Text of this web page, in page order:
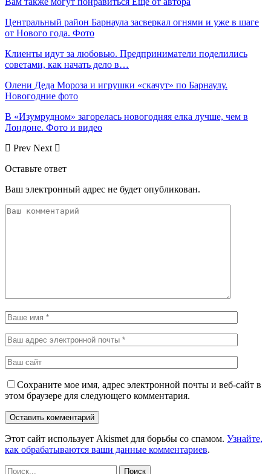
Центральный район Барнаула засверкал огнями и уже в шаге
от Нового года. Фото
Клиенты идут за любовью. Предприниматели поделились
советами, как начать дело в…
Олени Деда Мороза и игрушки «скачут» по Барнаулу.
Новогодние фото
В «Изумрудном» загорелась новогодняя елка лучше, чем в
Лондоне. Фото и видео
Prev Next
Оставьте ответ
Ваш электронный адрес не будет опубликован.
Сохраните мое имя, адрес электронной почты и веб-сайт в
этом браузере для следующего комментария.
Этот сайт использует Akismet для борьбы со спамом. Узнайте,
как обрабатываются ваши данные комментариев.